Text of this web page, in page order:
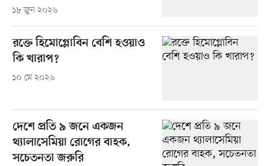
১৮ জুন ২০২৬
রক্তে হিমোগ্লোবিন বেশি হওয়াও
কি খারাপ?
১০ মে ২০২৬
দেশে প্রতি ৯ জনে একজন
থ্যালাসেমিয়া রোগের বাহক,
সচেতনতা জরুরি